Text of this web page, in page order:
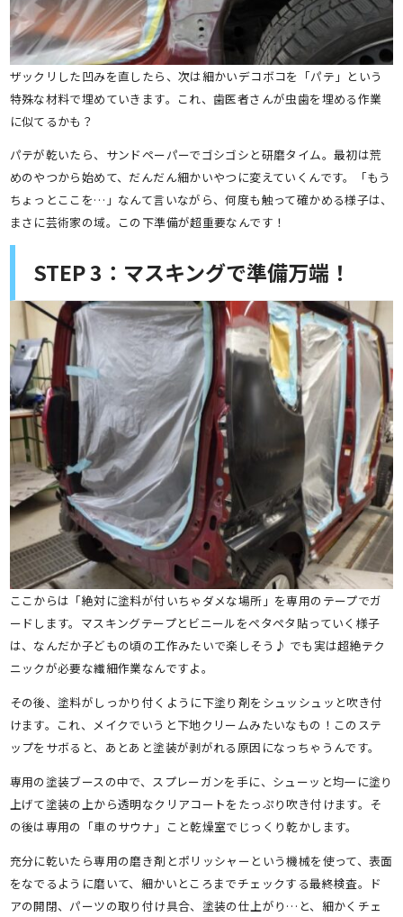
ザックリした凹みを直したら、次は細かいデコボコを「パテ」という
特殊な材料で埋めていきます。これ、歯医者さんが虫歯を埋める作業
に似てるかも？
パテが乾いたら、サンドペーパーでゴシゴシと研磨タイム。最初は荒
めのやつから始めて、だんだん細かいやつに変えていくんです。「もう
ちょっとここを…」なんて言いながら、何度も触って確かめる様子は、
まさに芸術家の域。この下準備が超重要なんです！
STEP 3：マスキングで準備万端！
ここからは「絶対に塗料が付いちゃダメな場所」を専用のテープでガ
ードします。マスキングテープとビニールをペタペタ貼っていく様子
は、なんだか子どもの頃の工作みたいで楽しそう♪ でも実は超絶テク
ニックが必要な繊細作業なんですよ。
その後、塗料がしっかり付くように下塗り剤をシュッシュッと吹き付
けます。これ、メイクでいうと下地クリームみたいなもの！このステ
ップをサボると、あとあと塗装が剥がれる原因になっちゃうんです。
専用の塗装ブースの中で、スプレーガンを手に、シューッと均一に塗り
上げて塗装の上から透明なクリアコートをたっぷり吹き付けます。そ
の後は専用の「車のサウナ」こと乾燥室でじっくり乾かします。
充分に乾いたら専用の磨き剤とポリッシャーという機械を使って、表面
をなでるように磨いて、細かいところまでチェックする最終検査。ド
アの開閉、パーツの取り付け具合、塗装の仕上がり…と、細かくチェ